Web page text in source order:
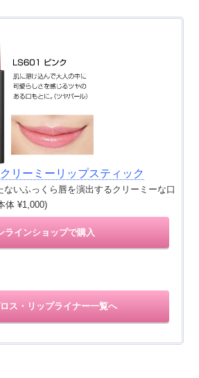
リーミーリップスティック
いふっくら唇を演出するクリーミーな口
体 ¥1,000)
ラインショップで購入
ス・リップライナー一覧へ